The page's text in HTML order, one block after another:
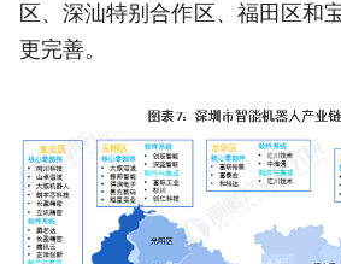
区、深汕特别合作区、福田区和
更完善。